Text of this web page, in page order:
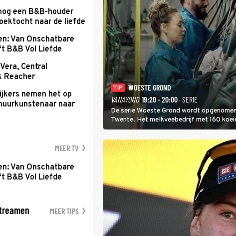
een B&B-houder
naar de liefde
Van Onschatbare
B&B Vol Liefde
Central
Reacher
nemen het op
naar
MEER TV
Van Onschatbare
B&B Vol Liefde
MEER TIPS
TIP
WOESTE GROND
VANAVOND 19:20 - 20:00· SERIE
De serie Woeste Grond wordt
Twente. Het melkveebedrijf met 160
2000-gebied ligt. In de serie heerst er